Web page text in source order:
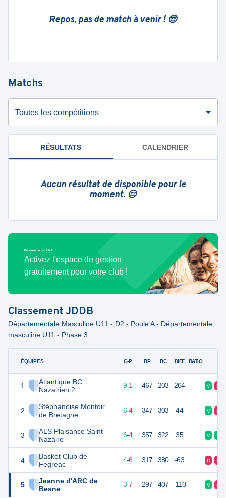
Repos, pas de match à venir ! 😎
Matchs
Toutes les compétitions
RÉSULTATS CALENDRIER
Aucun résultat de disponible pour le
moment. 😔
Bénévole de ce club ?
Activez l'espace de gestion
gratuitement pour votre club !
Classement JDDB
Départementale Masculine U11 - D2 - Poule A - Départementale
masculine U11 - Phase 3
ÉQUIPES
1
Atlantique BC
Nazairien 2
2
Stéphanoise Montoir
de Bretagne
3
ALS Plaisance Saint
Nazaire
4
Basket Club de
Fegreac
5
Jeanne d'ARC de
Besne
G-P BP BC DIFF RATIO
9-1 467 203 264 V D
16 6-4 347 303 44 V D
16 6-4 357 322 35 V V
4-6 317 380 -63 D D
13 3-7 297 407 -110 V D